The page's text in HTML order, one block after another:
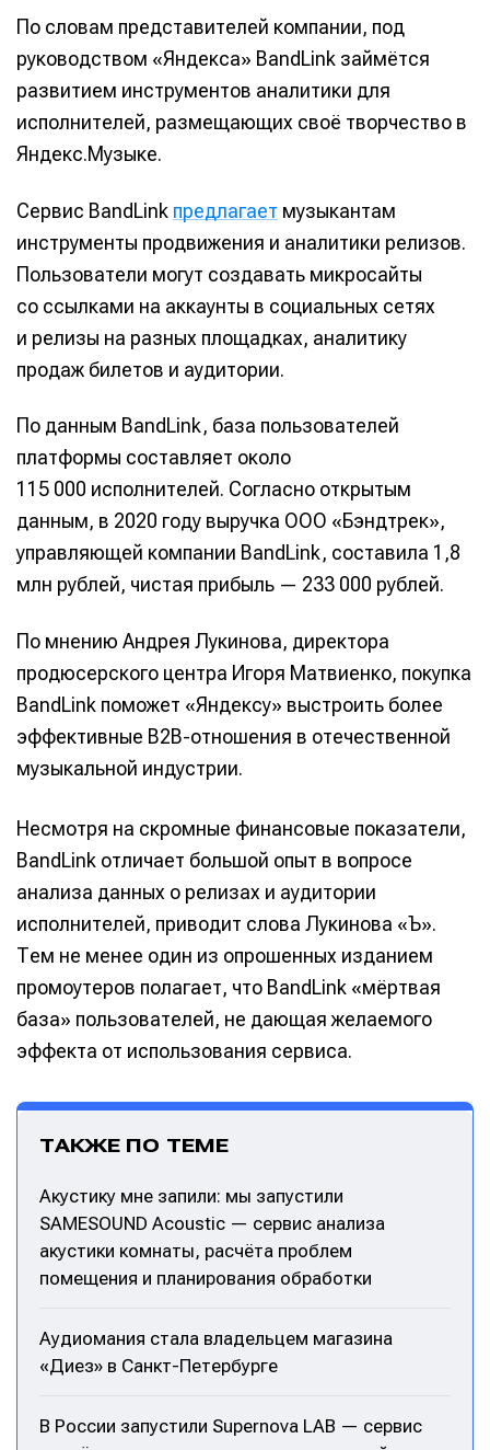
По словам представителей компании, под
руководством «Яндекса» BandLink займётся
развитием инструментов аналитики для
исполнителей, размещающих своё творчество в
Яндекс.Музыке.
Сервис BandLink предлагает музыкантам
инструменты продвижения и аналитики релизов.
Пользователи могут создавать микросайты
со ссылками на аккаунты в социальных сетях
и релизы на разных площадках, аналитику
продаж билетов и аудитории.
По данным BandLink, база пользователей
платформы составляет около
115 000 исполнителей. Согласно открытым
данным, в 2020 году выручка ООО «Бэндтрек»,
управляющей компании BandLink, составила 1,8
млн рублей, чистая прибыль — 233 000 рублей.
По мнению Андрея Лукинова, директора
продюсерского центра Игоря Матвиенко, покупка
BandLink поможет «Яндексу» выстроить более
эффективные B2B-отношения в отечественной
музыкальной индустрии.
Несмотря на скромные финансовые показатели,
BandLink отличает большой опыт в вопросе
анализа данных о релизах и аудитории
исполнителей, приводит слова Лукинова «Ъ».
Тем не менее один из опрошенных изданием
промоутеров полагает, что BandLink «мёртвая
база» пользователей, не дающая желаемого
эффекта от использования сервиса.
ТАКЖЕ ПО ТЕМЕ
Акустику мне запили: мы запустили
SAMESOUND Acoustic — сервис анализа
акустики комнаты, расчёта проблем
помещения и планирования обработки
Аудиомания стала владельцем магазина
«Диез» в Санкт-Петербурге
В России запустили Supernova LAB — сервис